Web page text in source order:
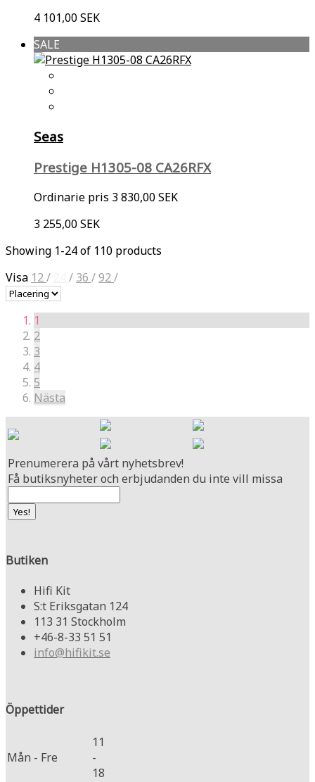
4 101,00 SEK
SALE
Seas
Prestige H1305-08 CA26RFX
Ordinarie pris 3 830,00 SEK
3 255,00 SEK
Showing 1-24 of 110 products
Visa 12/ / 36 /92/
1
2
3
4
5
Nästa
Prenumerera på vårt nyhetsbrev!
Få butiksnyheter och erbjudanden du inte vill missa
Butiken
Hifi Kit
S:t Eriksgatan 124
113 31 Stockholm
+46-8-33 51 51
info@hifikit.se
Öppettider
Mån - Fre
11
-
18